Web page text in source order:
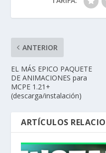
ANTERIOR
EL MÁS EPICO PAQUETE
DE ANIMACIONES para
MCPE 1.21+
(descarga/instalación)
ARTÍCULOS